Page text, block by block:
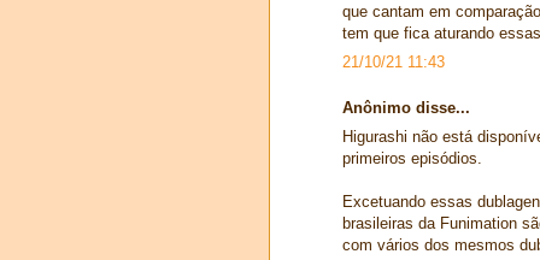
que cantam em
tem que fica aturando
21/10/21 11:43
Anônimo disse...
Higurashi não está
primeiros episódios.
Excetuando essas
brasileiras da Funimation
com vários dos mesmos